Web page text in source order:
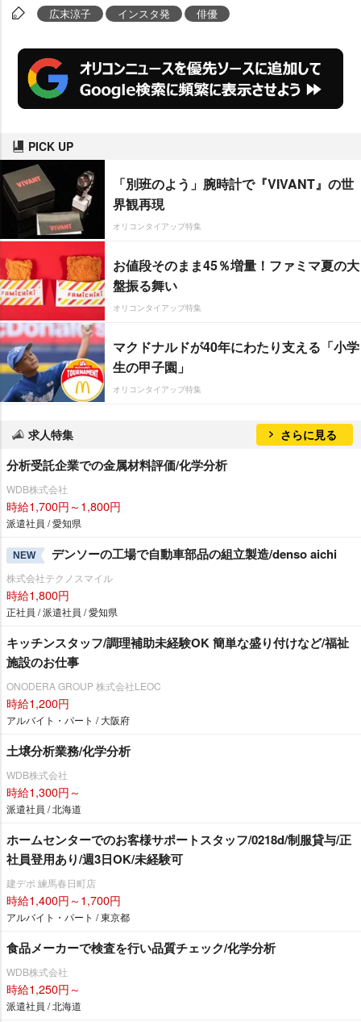
広末涼子 インスタ発 俳優
PICK UP
「別班のよう」腕時計で『VIVANT』の世
界観再現
オリコンタイアップ特集
お値段そのまま45％増量！ファミマ夏の大
盤振る舞い
オリコンタイアップ特集
マクドナルドが40年にわたり支える「小学
生の甲子園」
オリコンタイアップ特集
求人特集 さらに見る
分析受託企業での金属材料評価/化学分析
WDB株式会社
時給1,700円～1,800円
派遣社員 / 愛知県
NEW デンソーの工場で自動車部品の組立製造/denso aichi
株式会社テクノスマイル
時給1,800円
正社員 / 派遣社員 / 愛知県
キッチンスタッフ/調理補助未経験OK 簡単な盛り付けなど/福祉
施設のお仕事
ONODERA GROUP 株式会社LEOC
時給1,200円
アルバイト・パート / 大阪府
土壌分析業務/化学分析
WDB株式会社
時給1,300円～
派遣社員 / 北海道
ホームセンターでのお客様サポートスタッフ/0218d/制服貸与/正
社員登用あり/週3日OK/未経験可
建デポ 練馬春日町店
時給1,400円～1,700円
アルバイト・パート / 東京都
食品メーカーで検査を行い品質チェック/化学分析
WDB株式会社
時給1,250円～
派遣社員 / 北海道